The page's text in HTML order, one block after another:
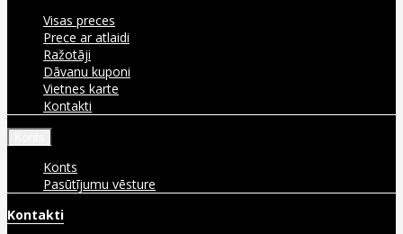
Visas preces
Prece ar atlaidi
Ražotāji
Dāvanu kuponi
Vietnes karte
Kontakti
Konts
Pasūtījumu vēsture
Kontakti